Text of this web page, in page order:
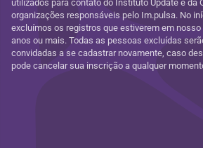
utilizados para contato do Instituto Update e da
organizações responsáveis pelo Im.pulsa. No
excluímos os registros que estiverem em nosso
anos ou mais. Todas as pessoas excluídas
convidadas a se cadastrar novamente, caso
pode cancelar sua inscrição a qualquer